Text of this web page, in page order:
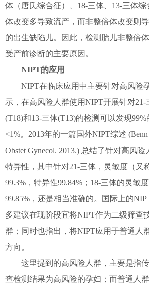
体（唐氏综合征）、18-三体、13-三体
体改变多导致流产，而非整倍体改变则
的出生缺陷儿。因此，检测胎儿非整倍
受产前诊断的主要原因。
NIPT的应用
NIPT在临床应用中主要针对高风险
示，在高风险人群使用NIPT开展针对21-
(T18)和13-三体(T13)的检测可以发现
<1%。2013年的一篇国外NIPT综述 (Benn
Obstet Gynecol. 2013.) 总结了针对高风
特异性，其中针对21-三体，灵敏度（又
99.3%，特异性99.84%；18-三体的灵敏
99.85%，还是相当准确的。国际上的
多建议在现阶段宜将NIPT作为二级筛查
群；同时也指出，将NIPT应用于普通人
方向。
这里提到的高风险人群，主要是指传
查检测结果为高风险的孕妇；而普通人